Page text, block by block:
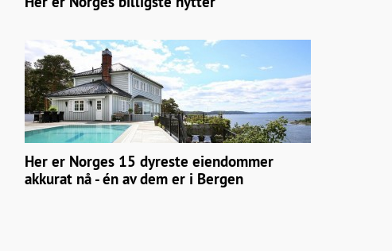
Her er Norges 15 dyreste eiendommer
akkurat nå - én av dem er i Bergen